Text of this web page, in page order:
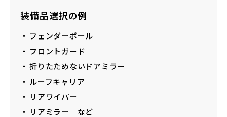
装備品選択の例
フェンダーポール
フロントガード
折りたためないドアミラー
ルーフキャリア
リアワイパー
リアミラー など